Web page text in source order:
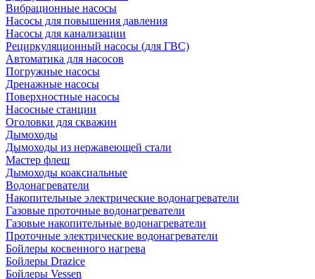
Вибрационные насосы
Насосы для повышения давления
Насосы для канализации
Рециркуляционный насосы (для ГВС)
Автоматика для насосов
Погружные насосы
Дренажные насосы
Поверхностные насосы
Насосные станции
Оголовки для скважин
Дымоходы
Дымоходы из нержавеющей стали
Мастер флеш
Дымоходы коаксиальные
Водонагреватели
Накопительные электрические водонагреватели
Газовые проточные водонагреватели
Газовые накопительные водонагреватели
Проточные электрические водонагреватели
Бойлеры косвенного нагрева
Бойлеры Drazice
Бойлеры Vessen